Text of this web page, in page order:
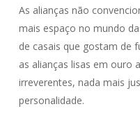
As alianças não
mais espaço no mundo
de casais que gostam de
as alianças lisas em ouro
irreverentes, nada mais
personalidade.